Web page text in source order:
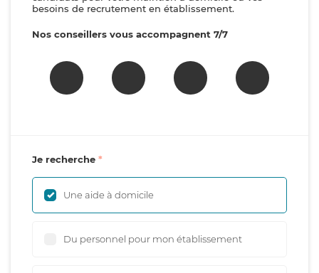
besoins de recrutement en établissement.
Nos conseillers vous accompagnent 7/7
Je recherche
Une aide à domicile
Du personnel pour mon établissement